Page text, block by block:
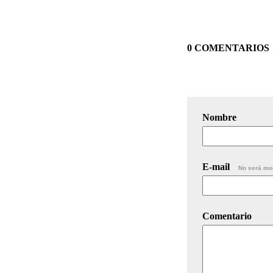
0 COMENTARIOS
Nombre
E-mail No será
Comentario